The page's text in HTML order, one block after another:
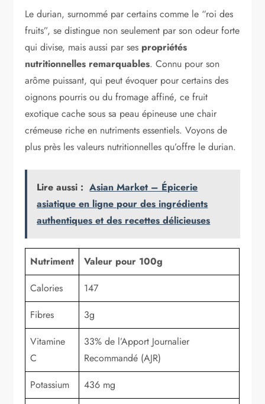
Le durian, surnommé par certains comme le “roi des
fruits”, se distingue non seulement par son odeur forte
qui divise, mais aussi par ses propriétés
nutritionnelles remarquables. Connu pour son
arôme puissant, qui peut évoquer pour certains des
oignons pourris ou du fromage affiné, ce fruit
exotique cache sous sa peau épineuse une chair
crémeuse riche en nutriments essentiels. Voyons de
plus près les valeurs nutritionnelles qu’offre le durian.
Lire aussi : Asian Market – Épicerie
asiatique en ligne pour des ingrédients
authentiques et des recettes délicieuses
Nutriment
Valeur pour 100g
Calories
147
Fibres
3g
Vitamine
C
33% de l’Apport Journalier
Recommandé (AJR)
Potassium
436 mg